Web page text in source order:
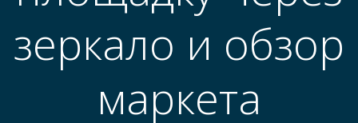
зеркало и обзор
маркета